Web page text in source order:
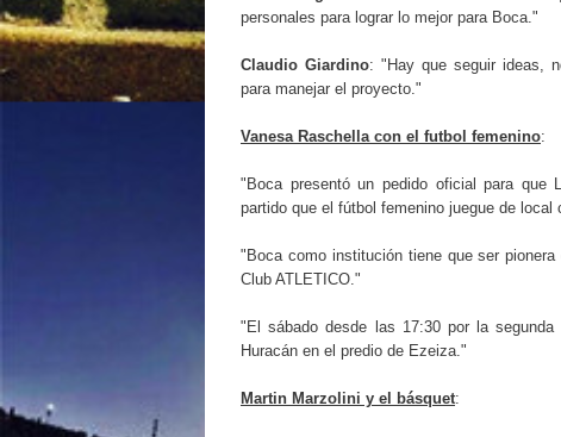
personales para lograr lo mejor para Boca."
Claudio Giardino: "Hay que seguir ideas,
para manejar el proyecto."
Vanesa Raschella con el futbol femenino:
"Boca presentó un pedido oficial para que
partido que el fútbol femenino juegue de
"Boca como institución tiene que ser
Club ATLETICO."
"El sábado desde las 17:30 por la
Huracán en el predio de Ezeiza."
Martin Marzolini y el básquet: